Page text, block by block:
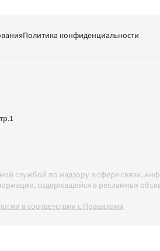
Политика конфиденциальности
службой по надзору в сфере связи,
содержащейся в рекламных
в соответствии с Правилами